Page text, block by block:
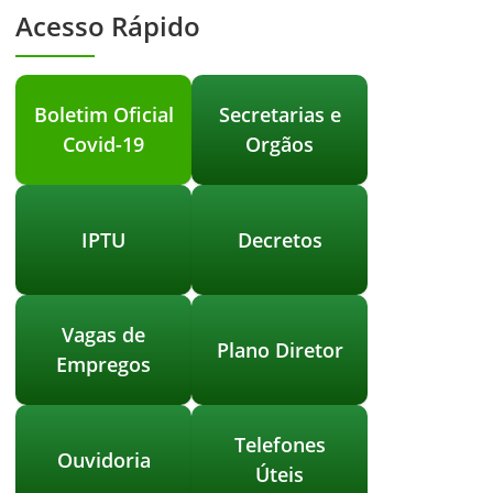
Acesso Rápido
Boletim Oficial
Covid-19
Secretarias e
Orgãos
IPTU Decretos
Vagas de
Empregos
Plano Diretor
Ouvidoria
Telefones
Úteis